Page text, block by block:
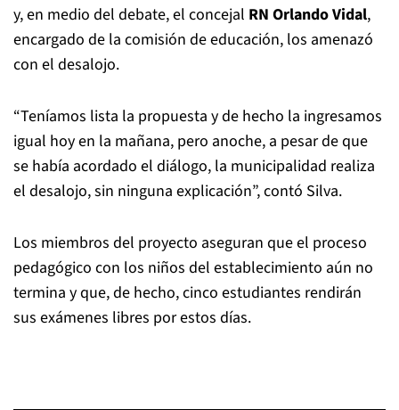
y, en medio del debate, el concejal RN Orlando Vidal,
encargado de la comisión de educación, los amenazó
con el desalojo.
“Teníamos lista la propuesta y de hecho la ingresamos
igual hoy en la mañana, pero anoche, a pesar de que
se había acordado el diálogo, la municipalidad realiza
el desalojo, sin ninguna explicación”, contó Silva.
Los miembros del proyecto aseguran que el proceso
pedagógico con los niños del establecimiento aún no
termina y que, de hecho, cinco estudiantes rendirán
sus exámenes libres por estos días.